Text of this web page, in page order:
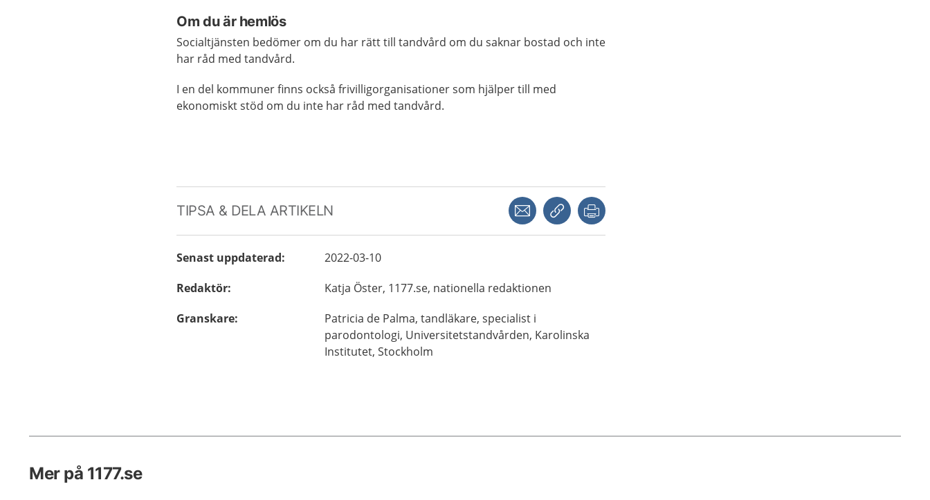
Om du är hemlös
Socialtjänsten bedömer om du har rätt till tandvård om du saknar bostad och inte
har råd med tandvård.
I en del kommuner finns också frivilligorganisationer som hjälper till med
ekonomiskt stöd om du inte har råd med tandvård.
TIPSA & DELA ARTIKELN Dela via mejlKopiera länk
Senast uppdaterad:
2022-03-10
Redaktör: Katja Öster, 1177.se, nationella redaktionen
Granskare: Patricia de Palma, tandläkare, specialist i
parodontologi, Universitetstandvården, Karolinska
Institutet, Stockholm
Mer på 1177.se